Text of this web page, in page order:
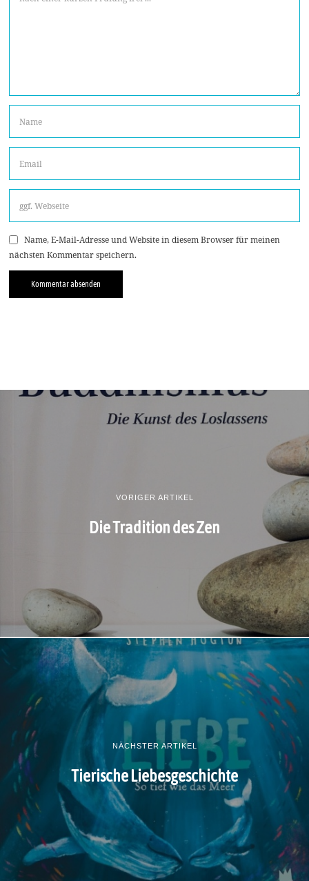
Name, E-Mail-Adresse und Website in diesem Browser für meinen
nächsten Kommentar speichern.
VORIGER ARTIKEL
Die Tradition des Zen
NÄCHSTER ARTIKEL
Tierische Liebesgeschichte